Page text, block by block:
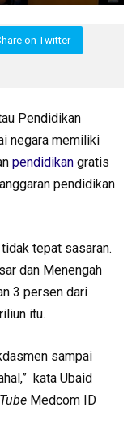
on Twitter
Pendidikan
negara memiliki
pendidikan gratis
pendidikan
tepat sasaran.
dan Menengah
3 persen dari
itu.
sampai
kata Ubaid
Medcom ID